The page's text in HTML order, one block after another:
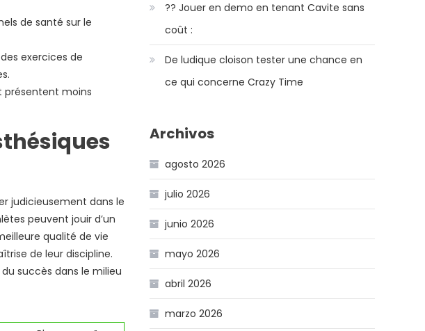
de santé sur le
exercices de
présentent moins
judicieusement dans le
peuvent jouir d’un
qualité de vie
de leur discipline.
succès dans le milieu
?? Jouer en demo en tenant Cavite sans
coût :
De ludique cloison tester une chance en
ce qui concerne Crazy Time
Archivos
agosto 2026
julio 2026
junio 2026
mayo 2026
abril 2026
marzo 2026